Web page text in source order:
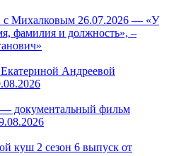
с Михалковым 26.07.2026 — «У
фамилия и должность», –
документальный фильм
куш 2 сезон 6 выпуск от